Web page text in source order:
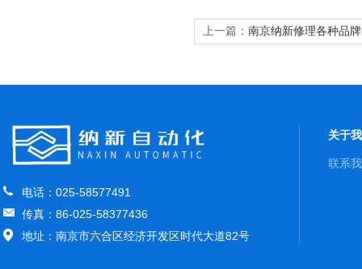
上一篇： 南京纳新修理各种品
电话：025-58577491
传真：86-025-58377436
地址：南京市六合区经济开发区时代大道82号
关于
联系